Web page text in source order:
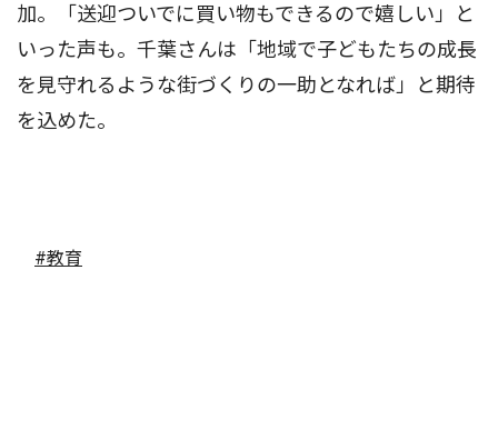
加。「送迎ついでに買い物もできるので嬉しい」と
いった声も。千葉さんは「地域で子どもたちの成長
を見守れるような街づくりの一助となれば」と期待
を込めた。
#教育